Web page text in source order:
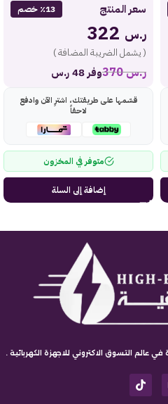
سعر المنتج ٪13 خصم
ر.س
( يشمل الضريبة المضافة )
ر.س370 وفر 48 ر.س
قسّمها على طريقتك، اشترِ الآن وادفع
لاحقاً
متوفر في المخزون
إضافة إلى السلة
عالم التسوق الاكتروني للاجهزة الكهربائية .